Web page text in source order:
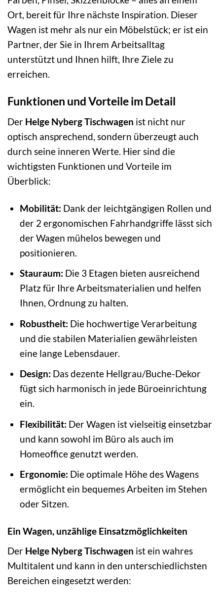
Ort, bereit für Ihre nächste Inspiration. Dieser
Wagen ist mehr als nur ein Möbelstück; er ist ein
Partner, der Sie in Ihrem Arbeitsalltag
unterstützt und Ihnen hilft, Ihre Ziele zu
erreichen.
Funktionen und Vorteile im Detail
Der Helge Nyberg Tischwagen ist nicht nur
optisch ansprechend, sondern überzeugt auch
durch seine inneren Werte. Hier sind die
wichtigsten Funktionen und Vorteile im
Überblick:
Mobilität: Dank der leichtgängigen Rollen und
der 2 ergonomischen Fahrhandgriffe lässt sich
der Wagen mühelos bewegen und
positionieren.
Stauraum: Die 3 Etagen bieten ausreichend
Platz für Ihre Arbeitsmaterialien und helfen
Ihnen, Ordnung zu halten.
Robustheit: Die hochwertige Verarbeitung
und die stabilen Materialien gewährleisten
eine lange Lebensdauer.
Design: Das dezente Hellgrau/Buche-Dekor
fügt sich harmonisch in jede Büroeinrichtung
ein.
Flexibilität: Der Wagen ist vielseitig einsetzbar
und kann sowohl im Büro als auch im
Homeoffice genutzt werden.
Ergonomie: Die optimale Höhe des Wagens
ermöglicht ein bequemes Arbeiten im Stehen
oder Sitzen.
Ein Wagen, unzählige Einsatzmöglichkeiten
Der Helge Nyberg Tischwagen ist ein wahres
Multitalent und kann in den unterschiedlichsten
Bereichen eingesetzt werden: